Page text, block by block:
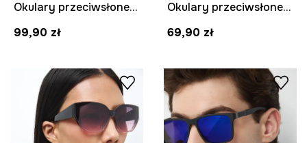
Okulary przeciwsłoneczne męskie
99,90 zł
Okulary przeciwsłoneczne okrągłe męskie
69,90 zł